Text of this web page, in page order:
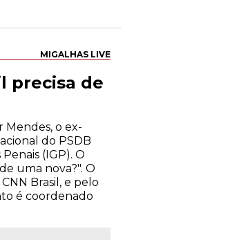
MIGALHAS LIVE
precisa de
Mendes, o ex-
do PSDB
(IGP). O
uma nova?". O
Brasil, e pelo
é coordenado